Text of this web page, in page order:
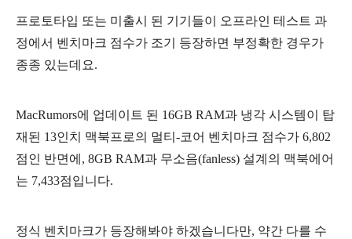
프로토타입 또는 미출시 된 기기들이 오프라인 테스트 과
정에서 벤치마크 점수가 조기 등장하면 부정확한 경우가
종종 있는데요.
MacRumors에 업데이트 된 16GB RAM과 냉각 시스템이 탑
재된 13인치 맥북프로의 멀티-코어 벤치마크 점수가 6,802
점인 반면에, 8GB RAM과 무소음(fanless) 설계의 맥북에어
는 7,433점입니다.
정식 벤치마크가 등장해봐야 하겠습니다만, 약간 다를 수